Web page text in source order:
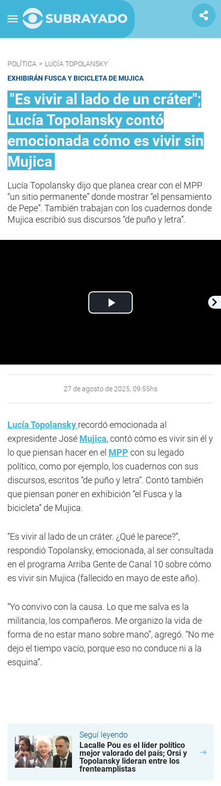
POLÍTICA > LUCÍA TOPOLANSKY
EXHIBIRÁN FUSCA Y BICICLETA DE MUJICA
"Es vivir al lado de un cráter";
Lucía Topolansky contó
emocionada cómo es vivir sin
Mujica
Lucía Topolansky dijo que planea crear con el MPP
“un sitio permanente” donde mostrar “el pensamiento
de Pepe”. También trabajan con los cuadernos donde
Mujica escribió sus discursos “de puño y letra”.
Play
27 de agosto de 2025, 09:55hs
Lucía Topolansky recordó emocionada al
expresidente José Mujica, contó cómo es vivir sin él y
lo que piensan hacer en el MPP con su legado
político, como por ejemplo, los cuadernos con sus
discursos, escritos “de puño y letra”. Contó también
que piensan poner en exhibición “el Fusca y la
bicicleta” de Mujica.
“Es vivir al lado de un cráter. ¿Qué le parece?”,
respondió Topolansky, emocionada, al ser consultada
en el programa Arriba Gente de Canal 10 sobre cómo
es vivir sin Mujica (fallecido en mayo de este año).
“Yo convivo con la causa. Lo que me salva es la
militancia, los compañeros. Me organizo la vida de
forma de no estar mano sobre mano”, agregó. “No me
dejo el tiempo vacío, porque eso no conduce ni a la
esquina”.
Seguí leyendo
Lacalle Pou es el líder político
mejor valorado del país; Orsi y
Topolansky lideran entre los
frenteamplistas